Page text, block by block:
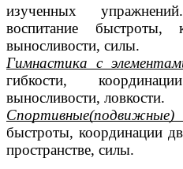
изученных упражнений.
воспитание быстроты,
выносливости, силы.
Гимнастика с
гибкости,
выносливости, ловкости.
быстроты, координации
пространстве, силы.